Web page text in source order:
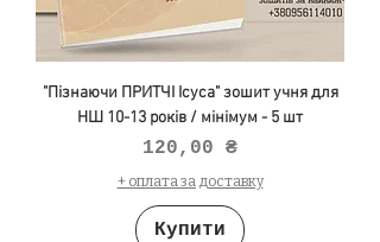
"Пізнаючи ПРИТЧІ Ісуса" зошит учня для
НШ 10-13 років / мінімум - 5 шт
Ціна
120,00 ₴
+ оплата за доставку
Купити